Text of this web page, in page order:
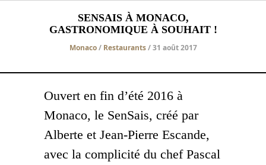
SENSAIS À MONACO,
GASTRONOMIQUE À SOUHAIT !
Monaco/ Restaurants/ 31 août 2017
Ouvert en fin d’été 2016 à
Monaco, le SenSais, créé par
Alberte et Jean-Pierre Escande,
avec la complicité du chef Pascal